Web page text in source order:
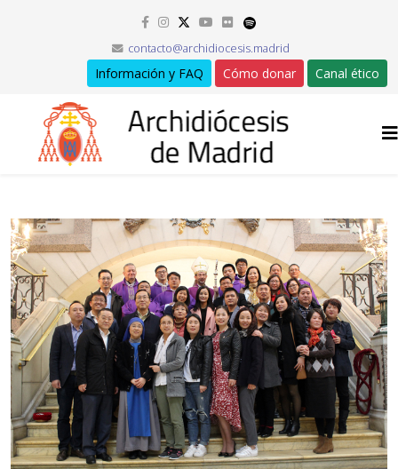
contacto@archidiocesis.madrid
Información y FAQ Cómo donar Canal ético